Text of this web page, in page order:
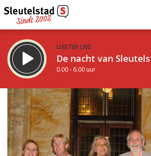
LUISTER LIVE:
De nacht van
0.00 - 6.00 uur
STRAKS:
De ochtend van Sleutelstad
6.00 - 12.00 uur
Vorig uur
uur 1 van 0
Inklappen